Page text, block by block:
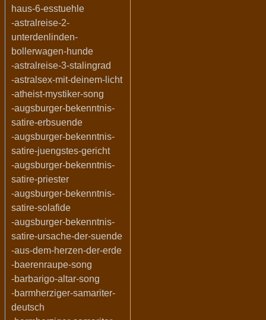
haus-6-esstuehle
-astralreise-2-
unterdenlinden-
bollerwagen-hunde
-astralreise-3-stalingrad
-astralsex-mit-deinem-licht
-atheist-mystiker-song
-augsburger-bekenntnis-
satire-erbsuende
-augsburger-bekenntnis-
satire-juengstes-gericht
-augsburger-bekenntnis-
satire-priester
-augsburger-bekenntnis-
satire-solafide
-augsburger-bekenntnis-
satire-ursache-der-suende
-aus-dem-herzen-der-erde
-baerenraupe-song
-barbarigo-altar-song
-barmherziger-samariter-
deutsch